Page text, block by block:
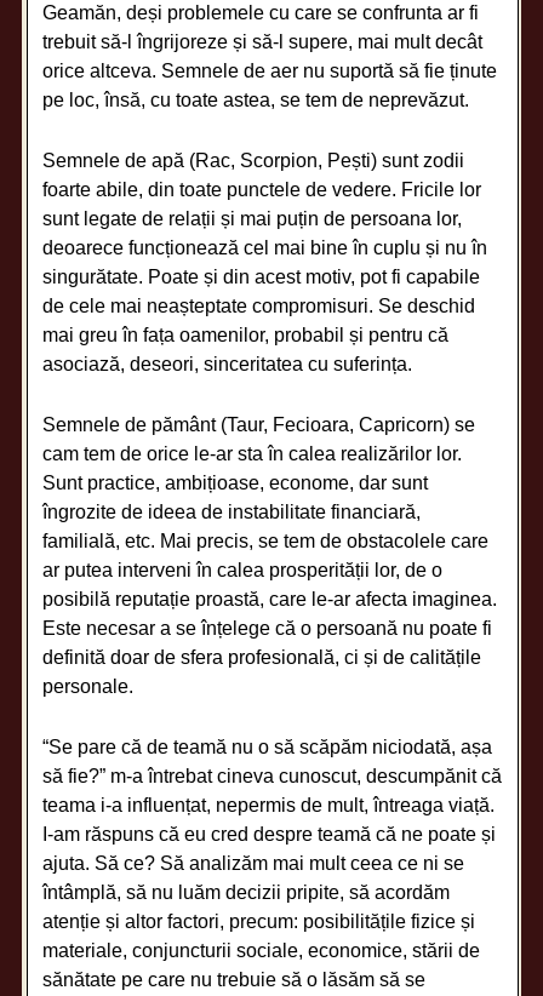
Geamăn, deși problemele cu care se confrunta ar fi
trebuit să-l îngrijoreze și să-l supere, mai mult decât
orice altceva. Semnele de aer nu suportă să fie ținute
pe loc, însă, cu toate astea, se tem de neprevăzut.
Semnele de apă (Rac, Scorpion, Pești) sunt zodii
foarte abile, din toate punctele de vedere. Fricile lor
sunt legate de relații și mai puțin de persoana lor,
deoarece funcționează cel mai bine în cuplu și nu în
singurătate. Poate și din acest motiv, pot fi capabile
de cele mai neașteptate compromisuri. Se deschid
mai greu în fața oamenilor, probabil și pentru că
asociază, deseori, sinceritatea cu suferința.
Semnele de pământ (Taur, Fecioara, Capricorn) se
cam tem de orice le-ar sta în calea realizărilor lor.
Sunt practice, ambițioase, econome, dar sunt
îngrozite de ideea de instabilitate financiară,
familială, etc. Mai precis, se tem de obstacolele care
ar putea interveni în calea prosperității lor, de o
posibilă reputație proastă, care le-ar afecta imaginea.
Este necesar a se înțelege că o persoană nu poate fi
definită doar de sfera profesională, ci și de calitățile
personale.
“Se pare că de teamă nu o să scăpăm niciodată, așa
să fie?” m-a întrebat cineva cunoscut, descumpănit că
teama i-a influențat, nepermis de mult, întreaga viață.
I-am răspuns că eu cred despre teamă că ne poate și
ajuta. Să ce? Să analizăm mai mult ceea ce ni se
întâmplă, să nu luăm decizii pripite, să acordăm
atenție și altor factori, precum: posibilitățile fizice și
materiale, conjuncturii sociale, economice, stării de
sănătate pe care nu trebuie să o lăsăm să se